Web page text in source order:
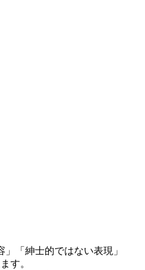
「紳士的ではない表現」
す。